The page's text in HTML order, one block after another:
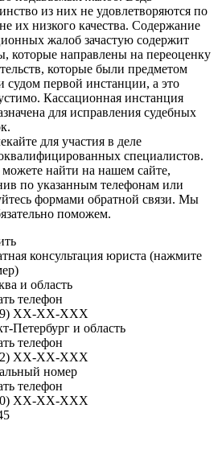
из них не удовлетворяются по
их низкого качества. Содержание
жалоб зачастую содержит
которые направлены на переоценку
которые были предметом
судом первой инстанции, а это
Кассационная инстанция
для исправления судебных
для участия в деле
специалистов.
найти на нашем сайте,
по указанным телефонам или
формами обратной связи. Мы
поможем.
консультация юриста (нажмите
и область
телефон
XX-XX-XXX
Петербург и область
телефон
XX-XX-XXX
номер
телефон
XX-XX-XXX